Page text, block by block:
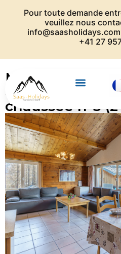
Pour toute demande
veuillez nous
info@saasholidays.com
+41 27
Maison
chambres au
chaussée n°3